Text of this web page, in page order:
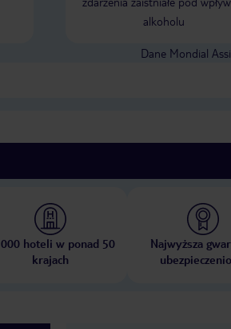
alkoholu
Dane Mondial
hoteli w ponad 50
krajach
Najwyższa